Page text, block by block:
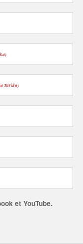
Tariku)
et YouTube.